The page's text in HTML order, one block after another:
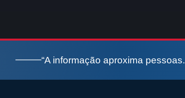
“A informação aproxima pessoas.